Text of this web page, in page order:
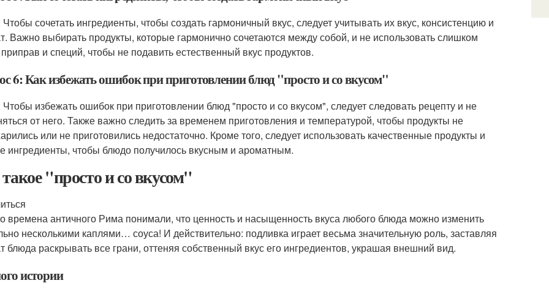
Чтобы сочетать ингредиенты, чтобы создать гармоничный вкус, следует учитывать их вкус, консистенцию и
Важно выбирать продукты, которые гармонично сочетаются между собой, и не использовать слишком
и специй, чтобы не подавить естественный вкус продуктов.
6: Как избежать ошибок при приготовлении блюд "просто и со вкусом"
Чтобы избежать ошибок при приготовлении блюд "просто и со вкусом", следует следовать рецепту и не
от него. Также важно следить за временем приготовления и температурой, чтобы продукты не
или не приготовились недостаточно. Кроме того, следует использовать качественные продукты и
ингредиенты, чтобы блюдо получилось вкусным и ароматным.
"просто и со вкусом"
времена античного Рима понимали, что ценность и насыщенность вкуса любого блюда можно изменить
несколькими каплями… соуса! И действительно: подливка играет весьма значительную роль, заставляя
блюда раскрывать все грани, оттеняя собственный вкус его ингредиентов, украшая внешний вид.
истории